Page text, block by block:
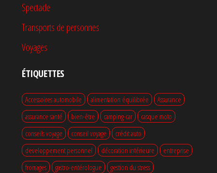
Spectacle
Transports de personnes
Voyages
ÉTIQUETTES
Accessoires automobile alimentation équilibrée
Assurance
assurance santé
bien-être camping-car
casque moto
conseils voyage
conseil voyage
crédit auto
developpement personnel
décoration intérieure
entreprise
fromages
gastro-entérologue
gestion du stress